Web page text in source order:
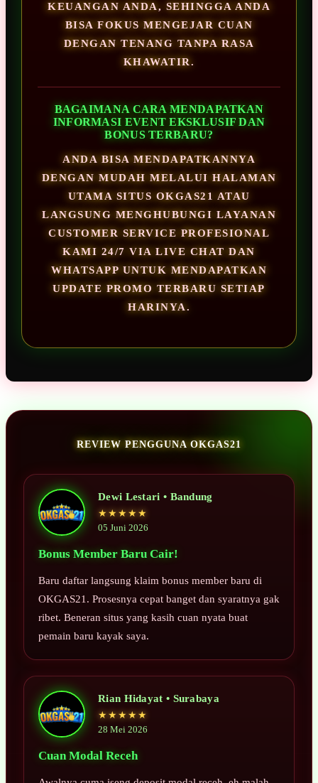
KEUANGAN ANDA, SEHINGGA ANDA
BISA FOKUS MENGEJAR CUAN
DENGAN TENANG TANPA RASA
KHAWATIR.
BAGAIMANA CARA MENDAPATKAN
INFORMASI EVENT EKSKLUSIF DAN
BONUS TERBARU?
ANDA BISA MENDAPATKANNYA
DENGAN MUDAH MELALUI HALAMAN
UTAMA SITUS OKGAS21 ATAU
LANGSUNG MENGHUBUNGI LAYANAN
CUSTOMER SERVICE PROFESIONAL
KAMI 24/7 VIA LIVE CHAT DAN
WHATSAPP UNTUK MENDAPATKAN
UPDATE PROMO TERBARU SETIAP
HARINYA.
REVIEW PENGGUNA OKGAS21
Dewi Lestari • Bandung
★★★★★
05 Juni 2026
Bonus Member Baru Cair!
Baru daftar langsung klaim bonus member baru di
OKGAS21. Prosesnya cepat banget dan syaratnya gak
ribet. Beneran situs yang kasih cuan nyata buat
pemain baru kayak saya.
Rian Hidayat • Surabaya
★★★★★
28 Mei 2026
Cuan Modal Receh